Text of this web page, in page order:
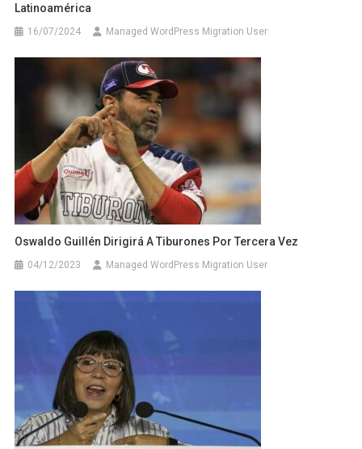
Latinoamérica
16/07/2024 Managed WordPress Migration User
Oswaldo Guillén Dirigirá A Tiburones Por Tercera Vez
04/12/2023 Managed WordPress Migration User